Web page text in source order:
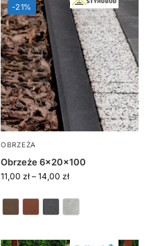
-21%
OBRZEŻA
Obrzeże 6x20x100
11,00 zł – 14,00 zł